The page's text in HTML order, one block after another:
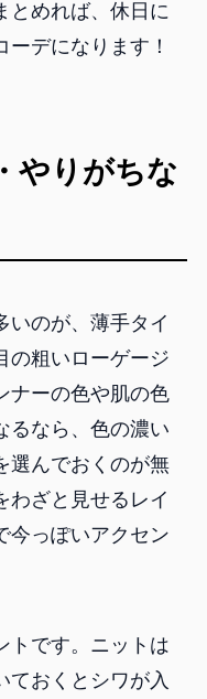
とめれば、休日に
デになります！
やりがちな
いのが、薄手タイ
の粗いローゲージ
ナーの色や肌の色
るなら、色の濃い
選んでおくのが無
わざと見せるレイ
今っぽいアクセン
トです。ニットは
ておくとシワが入